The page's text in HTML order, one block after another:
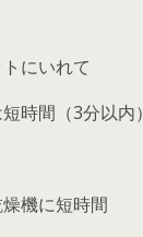
にいれて
時間（3分以内）
機に短時間